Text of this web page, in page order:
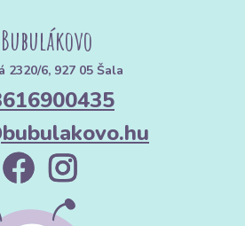
Bubulákovo
2320/6, 927 05 Šala